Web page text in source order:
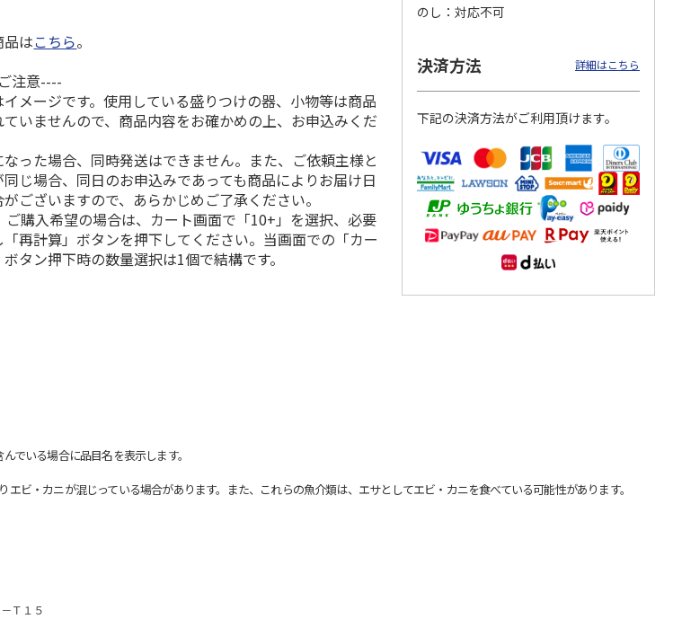
はこちら。
注意----
メージです。使用している盛りつけの器、小物等は商品
いませんので、商品内容をお確かめの上、お申込みくだ
った場合、同時発送はできません。また、ご依頼主様と
じ場合、同日のお申込みであっても商品によりお届け日
ございますので、あらかじめご了承ください。
購入希望の場合は、カート画面で「10+」を選択、必要
再計算」ボタンを押下してください。当画面での「カー
タン押下時の数量選択は1個で結構です。
のし
対応不可
決済方法 詳細はこちら
下記の決済方法がご利用頂けます。
でいる場合に品目名を表示します。
・カニが混じっている場合があります。また、これらの魚介類は、エサとしてエビ・カニを食べている可能性があります。
Ｔ１５